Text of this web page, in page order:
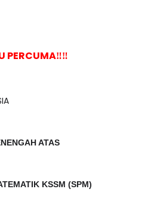
PERCUMA‼️‼️
ATAS
KSSM (SPM)